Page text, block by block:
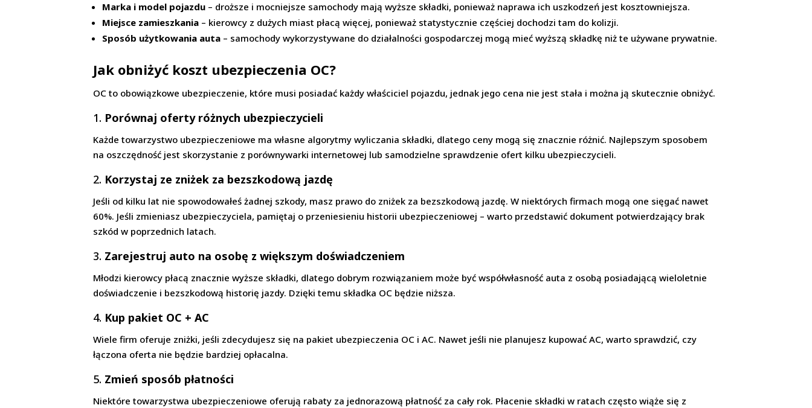
Marka i model pojazdu – droższe i mocniejsze samochody mają wyższe składki, ponieważ naprawa ich uszkodzeń jest kosztowniejsza.
Miejsce zamieszkania – kierowcy z dużych miast płacą więcej, ponieważ statystycznie częściej dochodzi tam do kolizji.
Sposób użytkowania auta – samochody wykorzystywane do działalności gospodarczej mogą mieć wyższą składkę niż te używane prywatnie.
Jak obniżyć koszt ubezpieczenia OC?
OC to obowiązkowe ubezpieczenie, które musi posiadać każdy właściciel pojazdu, jednak jego cena nie jest stała i można ją skutecznie obniżyć.
1. Porównaj oferty różnych ubezpieczycieli
Każde towarzystwo ubezpieczeniowe ma własne algorytmy wyliczania składki, dlatego ceny mogą się znacznie różnić. Najlepszym sposobem
na oszczędność jest skorzystanie z porównywarki internetowej lub samodzielne sprawdzenie ofert kilku ubezpieczycieli.
2. Korzystaj ze zniżek za bezszkodową jazdę
Jeśli od kilku lat nie spowodowałeś żadnej szkody, masz prawo do zniżek za bezszkodową jazdę. W niektórych firmach mogą one sięgać nawet
60%. Jeśli zmieniasz ubezpieczyciela, pamiętaj o przeniesieniu historii ubezpieczeniowej – warto przedstawić dokument potwierdzający brak
szkód w poprzednich latach.
3. Zarejestruj auto na osobę z większym doświadczeniem
Młodzi kierowcy płacą znacznie wyższe składki, dlatego dobrym rozwiązaniem może być współwłasność auta z osobą posiadającą wieloletnie
doświadczenie i bezszkodową historię jazdy. Dzięki temu składka OC będzie niższa.
4. Kup pakiet OC + AC
Wiele firm oferuje zniżki, jeśli zdecydujesz się na pakiet ubezpieczenia OC i AC. Nawet jeśli nie planujesz kupować AC, warto sprawdzić, czy
łączona oferta nie będzie bardziej opłacalna.
5. Zmień sposób płatności
Niektóre towarzystwa ubezpieczeniowe oferują rabaty za jednorazową płatność za cały rok. Płacenie składki w ratach często wiąże się z